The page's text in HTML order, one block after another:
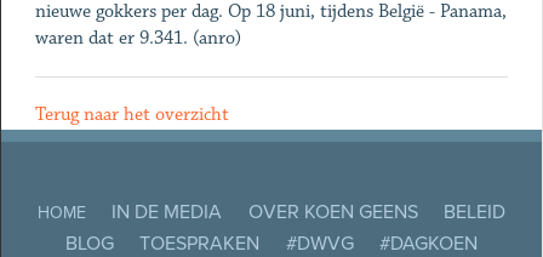
nieuwe gokkers per dag. Op 18 juni, tijdens België - Panama,
waren dat er 9.341. (anro)
Terug naar het overzicht
HOME IN DE MEDIA OVER KOEN GEENS
BELEID
BLOG
TOESPRAKEN #DWVG
#DAGKOEN